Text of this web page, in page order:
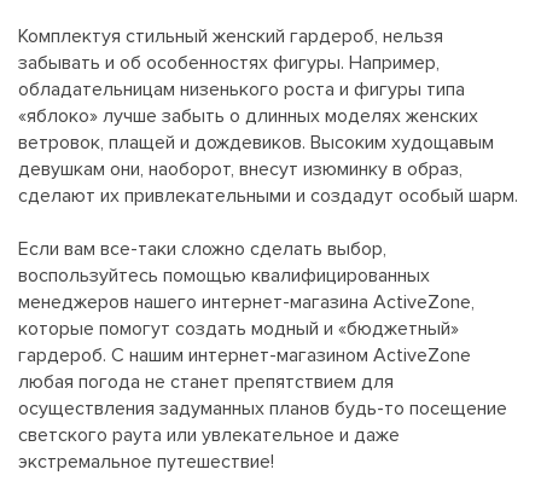
Комплектуя стильный женский гардероб, нельзя
забывать и об особенностях фигуры. Например,
обладательницам низенького роста и фигуры типа
«яблоко» лучше забыть о длинных моделях женских
ветровок, плащей и дождевиков. Высоким худощавым
девушкам они, наоборот, внесут изюминку в образ,
сделают их привлекательными и создадут особый шарм.
Если вам все-таки сложно сделать выбор,
воспользуйтесь помощью квалифицированных
менеджеров нашего интернет-магазина ActiveZone,
которые помогут создать модный и «бюджетный»
гардероб. С нашим интернет-магазином ActiveZone
любая погода не станет препятствием для
осуществления задуманных планов будь-то посещение
светского раута или увлекательное и даже
экстремальное путешествие!